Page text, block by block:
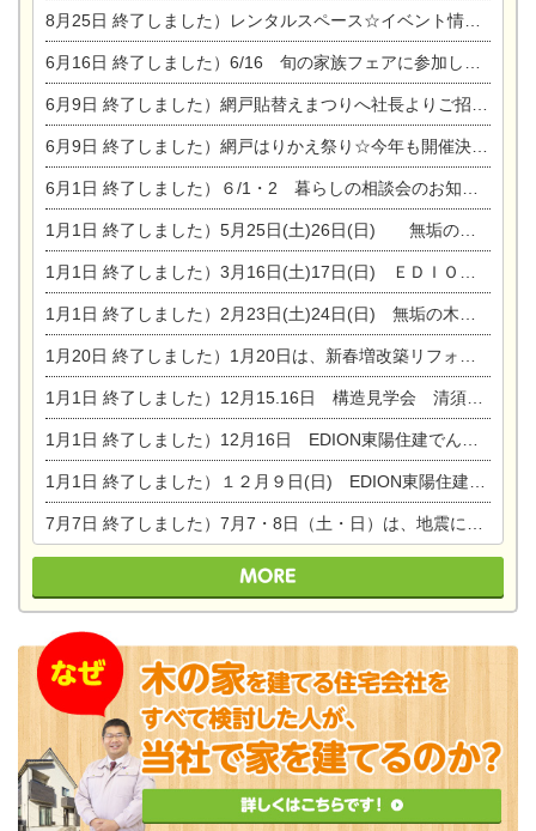
8月25日 終了しました）レンタルスペース☆イベント情報☆チャイルドアロマセラピスト
6月16日 終了しました）6/16 旬の家族フェアに参加します☆
6月9日 終了しました）網戸貼替えまつりへ社長よりご招待です♪
6月9日 終了しました）網戸はりかえ祭り☆今年も開催決定！
6月1日 終了しました）６/1・2 暮らしの相談会のお知らせ
1月1日 終了しました）5月25日(土)26日(日) 無垢の木の家体感見学会開催☆
1月1日 終了しました）3月16日(土)17日(日) ＥＤＩＯＮ東陽住建でんき館 総決算まつり
1月1日 終了しました）2月23日(土)24日(日) 無垢の木の家 完成見学会
1月20日 終了しました）1月20日は、新春増改築リフォームまつり＆家の修理祭り＆家電まつりです。
1月1日 終了しました）12月15.16日 構造見学会 清須市西枇杷島町弁天
1月1日 終了しました）12月16日 EDION東陽住建でんき OPEN第二弾イベント！！
1月1日 終了しました）１２月９日(日) EDION東陽住建でんき館プレＯＰＥＮ！＆家の修理まつり
7月7日 終了しました）7月7・8日（土・日）は、地震に強くて安心！暮らしを楽しむ東濃ひのきの平屋の家体験見学会を開催します。ぜひお越しください。